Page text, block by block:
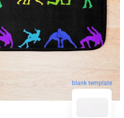
blank template